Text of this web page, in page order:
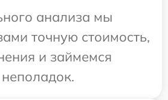
анализа мы
точную стоимость,
и займемся